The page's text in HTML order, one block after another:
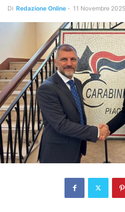
Di Redazione Online - 11 Novembre 2025